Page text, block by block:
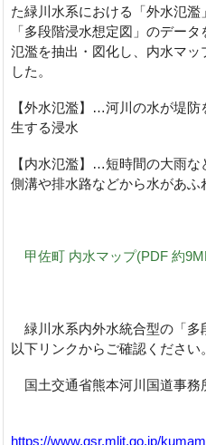
た緑川水系における「外水氾
「多段階浸水想定図」のデー
氾濫を抽出・図化し、内水マ
した。
【外水氾濫】…河川の水が堤
生する浸水
【内水氾濫】…短時間の大雨な
側溝や排水路などから水があふ
甲佐町 内水マップ(PDF 約
緑川水系内外水統合型の「多
以下リンクからご確認ください。
国土交通省熊本河川国道事務
https://www.qsr.mlit.go.jp/